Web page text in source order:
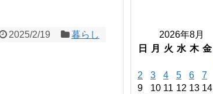
2025/2/19 暮らし
2026年8月
日
月 火 水 木 金
2
3 4 5 6 7
9
10 11 12 13 14